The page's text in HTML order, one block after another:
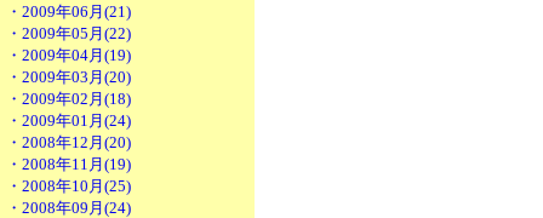
・2009年06月(21)
・2009年05月(22)
・2009年04月(19)
・2009年03月(20)
・2009年02月(18)
・2009年01月(24)
・2008年12月(20)
・2008年11月(19)
・2008年10月(25)
・2008年09月(24)